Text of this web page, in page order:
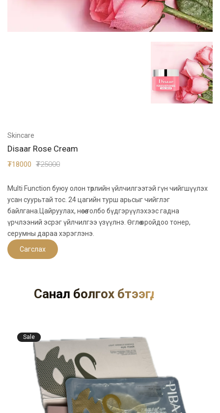
Skincare
Disaar Rose Cream
₮18000 ₮25000
Multi Function буюу олон төрлийн үйлчилгээтэй гүн чийгшүүлэх
усан суурьтай тос. 24 цагийн турш арьсыг чийглэг
байлгана.Цайруулах, нөсөө толбо бүдгэрүүлэхээс гадна
үрчлээний эсрэг үйлчилгээ үзүүлнэ. Өглөө оройдоо тонер,
серумны дараа хэрэглэнэ.
Сагслах
Санал болгох бүтээгдэхүүнүүд
Sale